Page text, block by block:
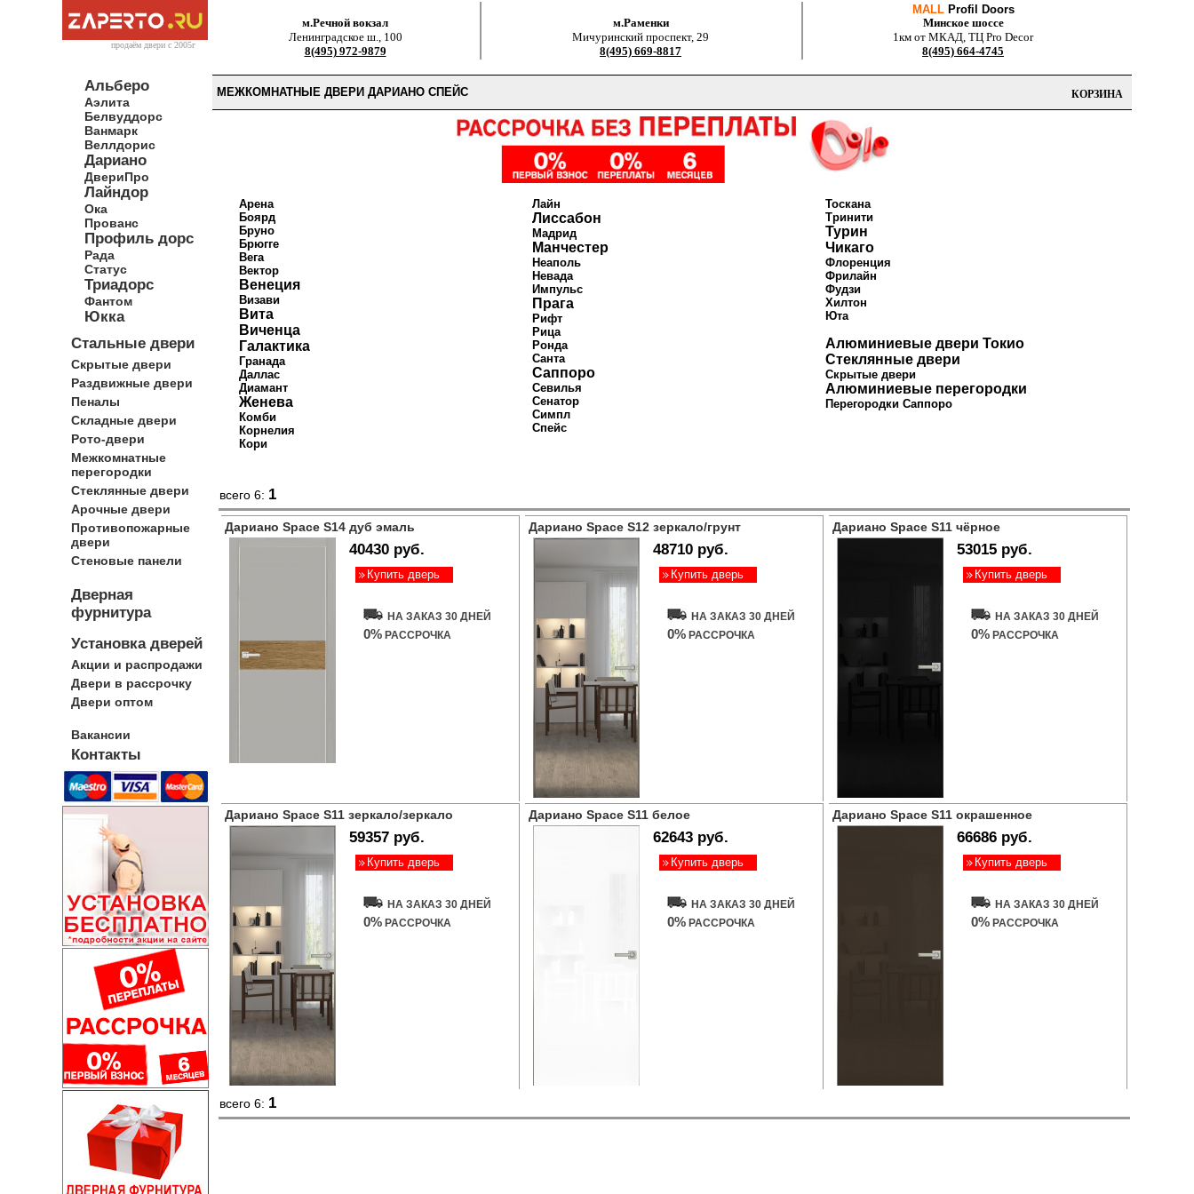
продаём двери c 2005г
Альберо
Аэлита
Белвуддорс
Ванмарк
Веллдорис
Дариано
ДвериПро
Лайндор
Ока
Прованс
Профиль дорс
Рада
Статус
Триадорс
Фантом
Юкка
Стальные двери
Скрытые двери
Раздвижные двери
Пеналы
Складные двери
Рото-двери
Межкомнатные
перегородки
Стеклянные двери
Арочные двери
Противопожарные
двери
Стеновые панели
Дверная
фурнитура
Установка дверей
Акции и распродажи
Двери в рассрочку
Двери оптом
Вакансии
Контакты
м.Речной вокзал
Ленинградское ш., 100
8(495) 972-9879
м.Раменки
Мичуринский проспект, 29
8(495) 669-8817
MALLProfil Doors
Минское шоссе
1км от МКАД, ТЦ Pro Decor
8(495) 664-4745
КОРЗИНА
МЕЖКОМНАТНЫЕ ДВЕРИ ДАРИАНО СПЕЙС
Арена
Боярд
Бруно
Брюгге
Вега
Вектор
Венеция
Визави
Вита
Виченца
Галактика
Гранада
Даллас
Диамант
Женева
Комби
Корнелия
Кори
Лайн
Лиссабон
Мадрид
Манчестер
Неаполь
Невада
Импульс
Прага
Рифт
Рица
Ронда
Санта
Саппоро
Севилья
Сенатор
Симпл
Спейс
Тоскана
Тринити
Турин
Чикаго
Флоренция
Фрилайн
Фудзи
Хилтон
Юта
Алюминиевые двери Токио
Стеклянные двери
Скрытые двери
Алюминиевые перегородки
Перегородки Саппоро
всего 6: 1
Дариано Space S14 дуб эмаль
40430 руб.
Купить дверь
НА ЗАКАЗ 30 ДНЕЙ
0% РАССРОЧКА
Дариано Space S12 зеркало/грунт
48710 руб.
Купить дверь
НА ЗАКАЗ 30 ДНЕЙ
0% РАССРОЧКА
Дариано Space S11 чёрное
53015 руб.
Купить дверь
НА ЗАКАЗ 30 ДНЕЙ
0% РАССРОЧКА
Дариано Space S11 зеркало/зеркало
59357 руб.
Купить дверь
НА ЗАКАЗ 30 ДНЕЙ
0% РАССРОЧКА
Дариано Space S11 белое
62643 руб.
Купить дверь
НА ЗАКАЗ 30 ДНЕЙ
0% РАССРОЧКА
Дариано Space S11 окрашенное
66686 руб.
Купить дверь
НА ЗАКАЗ 30 ДНЕЙ
0% РАССРОЧКА
всего 6: 1